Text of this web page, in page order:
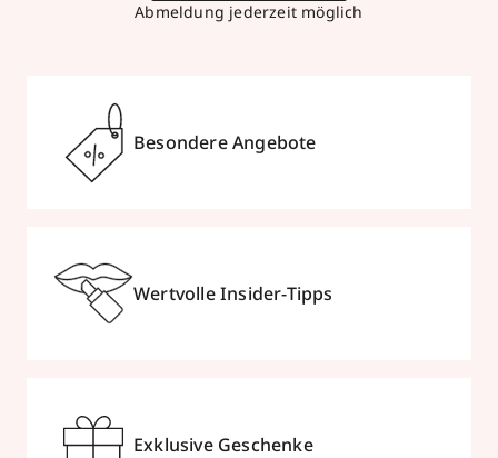
Abmeldung jederzeit möglich
Besondere Angebote
Wertvolle Insider-Tipps
Exklusive Geschenke